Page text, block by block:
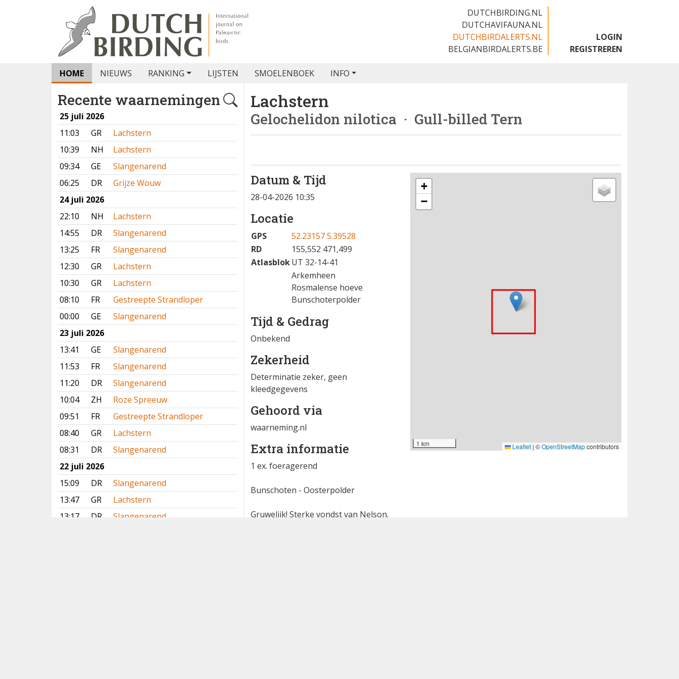
DUTCHBIRDING.NL
DUTCHAVIFAUNA.NL
DUTCHBIRDALERTS.NL
BELGIANBIRDALERTS.BE
LOGIN
REGISTREREN
HOME NIEUWS RANKING LIJSTEN SMOELENBOEK INFO
Recente waarnemingen
25 juli 2026
11:03
GR
Lachstern
10:39
NH
Lachstern
09:34
GE
Slangenarend
06:25
DR
Grijze Wouw
24 juli 2026
22:10
NH
Lachstern
14:55
DR
Slangenarend
13:25
FR
Slangenarend
12:30
GR
Lachstern
10:30
GR
Lachstern
08:10
FR
Gestreepte Strandloper
00:00
GE
Slangenarend
23 juli 2026
13:41
GE
Slangenarend
11:53
FR
Slangenarend
11:20
DR
Slangenarend
10:04
ZH
Roze Spreeuw
09:51
FR
Gestreepte Strandloper
08:40
GR
Lachstern
08:31
DR
Slangenarend
22 juli 2026
15:09
DR
Slangenarend
13:47
GR
Lachstern
13:17
DR
Slangenarend
Lachstern
Gelochelidon nilotica · Gull-billed Tern
Datum & Tijd
28-04-2026 10:35
Locatie
GPS
52.23157 5.39528
RD
155,552 471,499
AtlasblokUT 32-14-41
Arkemheen
Rosmalense hoeve
Bunschoterpolder
Tijd & Gedrag
Onbekend
Zekerheid
Determinatie zeker, geen
kleedgegevens
Gehoord via
waarneming.nl
Extra informatie
1 ex. foeragerend
Bunschoten - Oosterpolder
Gruwelijk! Sterke vondst van Nelson.
+
−
1 km Leaflet | ©OpenStreetMapcontributors